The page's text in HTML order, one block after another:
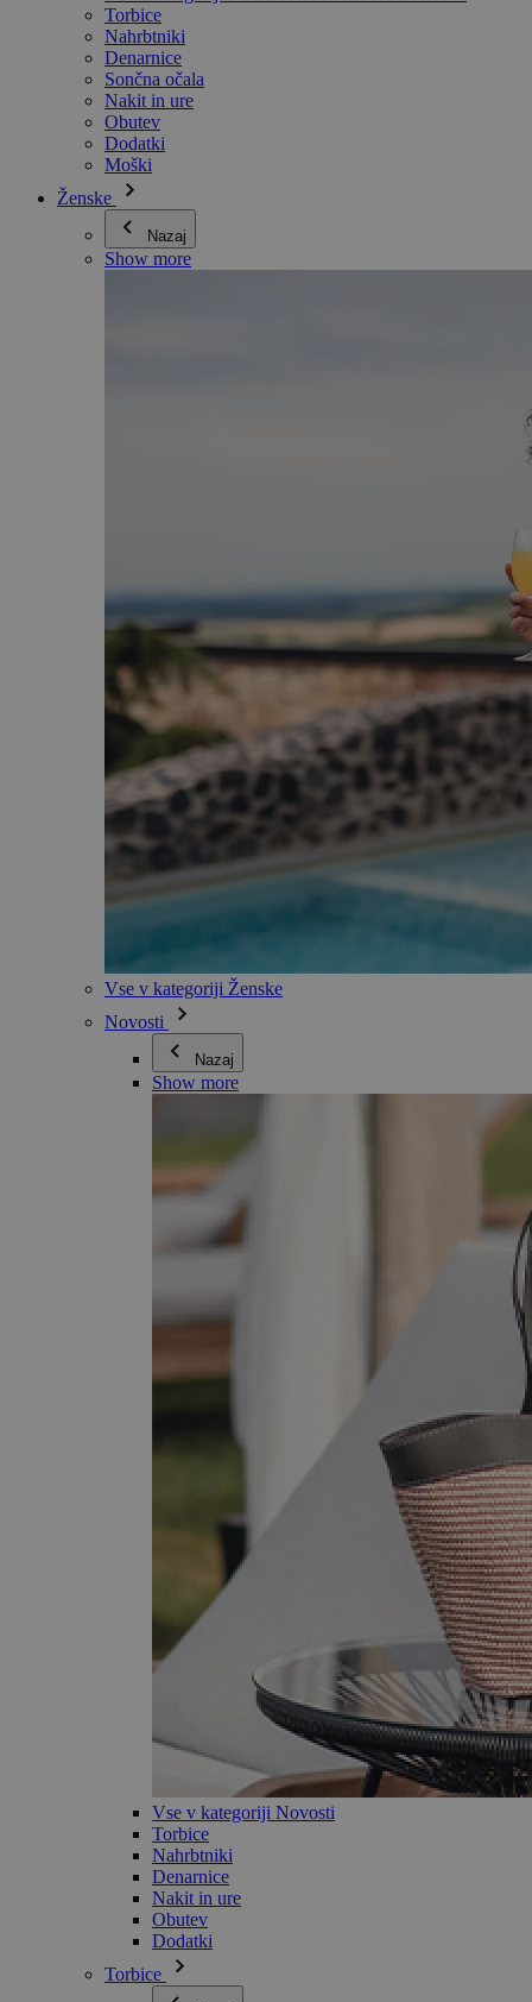
Torbice
Nahrbtniki
Denarnice
Sončna očala
Nakit in ure
Obutev
Dodatki
Moški
Ženske
Nazaj
Show more
Vse v kategoriji Ženske
Novosti
Nazaj
Show more
Vse v kategoriji Novosti
Torbice
Nahrbtniki
Denarnice
Nakit in ure
Obutev
Dodatki
Torbice